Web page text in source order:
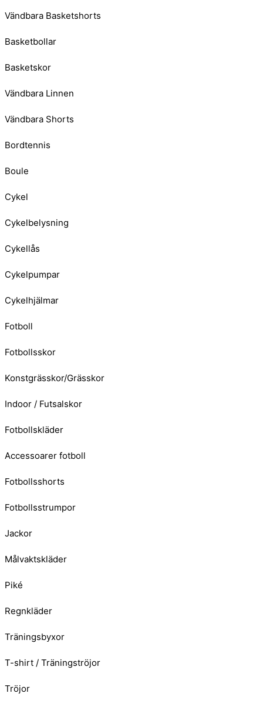
Vändbara Basketshorts
Basketbollar
Basketskor
Vändbara Linnen
Vändbara Shorts
Bordtennis
Boule
Cykel
Cykelbelysning
Cykellås
Cykelpumpar
Cykelhjälmar
Fotboll
Fotbollsskor
Konstgrässkor/Grässkor
Indoor / Futsalskor
Fotbollskläder
Accessoarer fotboll
Fotbollsshorts
Fotbollsstrumpor
Jackor
Målvaktskläder
Piké
Regnkläder
Träningsbyxor
T-shirt / Träningströjor
Tröjor